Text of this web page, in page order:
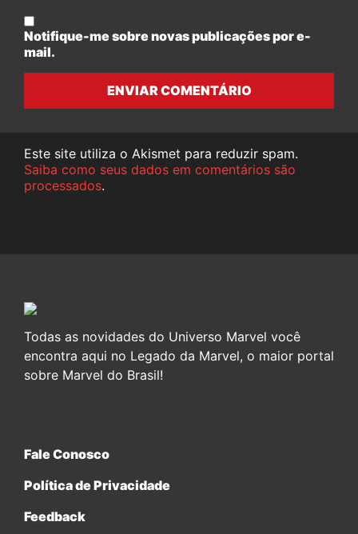
Notifique-me sobre novas publicações por e-
mail.
ENVIAR COMENTÁRIO
Este site utiliza o Akismet para reduzir spam.
Saiba como seus dados em comentários são
processados.
Todas as novidades do Universo Marvel você
encontra aqui no Legado da Marvel, o maior portal
sobre Marvel do Brasil!
Fale Conosco
Política de Privacidade
Feedback